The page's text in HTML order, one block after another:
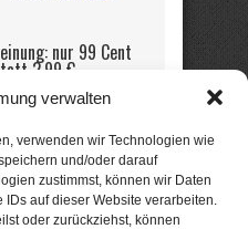
verwalten
verwenden wir Technologien wie
und/oder darauf
zustimmst, können wir Daten
auf dieser Website verarbeiten.
oder zurückziehst, können
nur 99 Cent
2,99 €
Küsse
von Katharina Mai